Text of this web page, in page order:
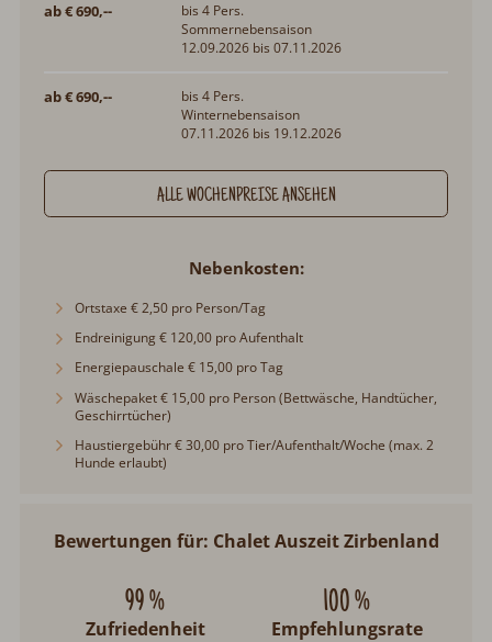
ab € 690,--
bis 4 Pers.
Sommernebensaison
12.09.2026 bis 07.11.2026
ab € 690,--
bis 4 Pers.
Winternebensaison
07.11.2026 bis 19.12.2026
ALLE WOCHENPREISE ANSEHEN
Nebenkosten
Ortstaxe € 2,50 pro Person/Tag
Endreinigung € 120,00 pro Aufenthalt
Energiepauschale € 15,00 pro Tag
Wäschepaket € 15,00 pro Person (Bettwäsche, Handtücher,
Geschirrtücher)
Haustiergebühr € 30,00 pro Tier/Aufenthalt/Woche (max. 2
Hunde erlaubt)
Bewertungen für: Chalet Auszeit Zirbenland
99 %
Zufriedenheit
100 %
Empfehlungsrate